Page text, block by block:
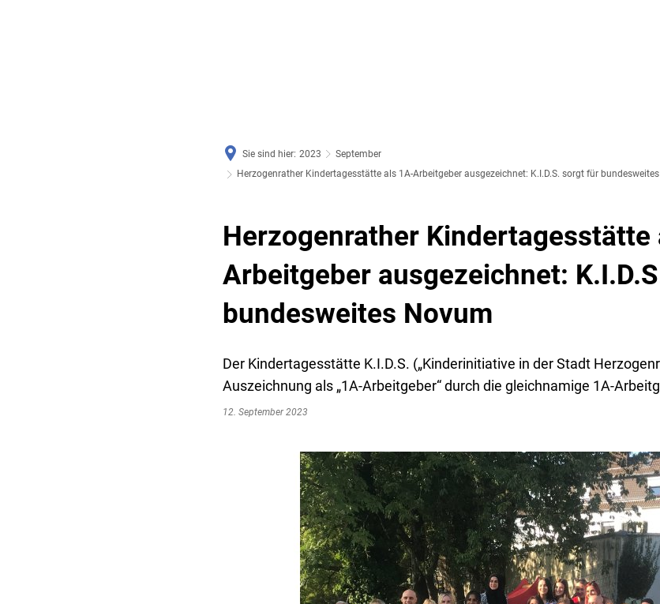
Sie sind hier: 2023
September
Herzogenrather Kindertagesstätte als 1A-Arbeitgeber ausgezeichnet: K.I.D.S. sorgt für
Herzogenrather Kindertagesstätte
Arbeitgeber ausgezeichnet:
bundesweites Novum
Der Kindertagesstätte K.I.D.S. („Kinderinitiative in der Stadt
Auszeichnung als „1A-Arbeitgeber“ durch die gleichnamige 1A-
12. September 2023